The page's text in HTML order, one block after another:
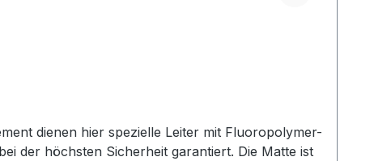
dienen hier spezielle Leiter mit Fluoropolymer-
der höchsten Sicherheit garantiert. Die Matte ist